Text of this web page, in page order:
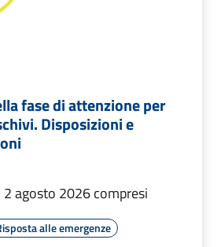
fase di attenzione per
Disposizioni e
agosto 2026 compresi
alle emergenze